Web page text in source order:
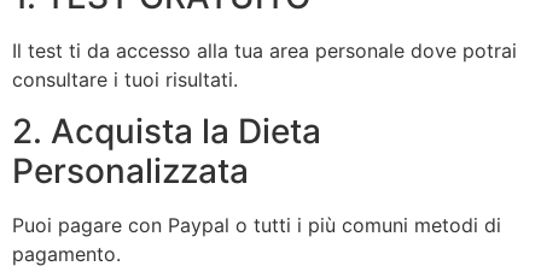
Il test ti da accesso alla tua area personale dove potrai
consultare i tuoi risultati.
2. Acquista la Dieta
Personalizzata
Puoi pagare con Paypal o tutti i più comuni metodi di
pagamento.